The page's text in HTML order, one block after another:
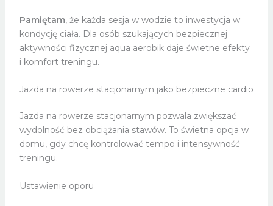
Pamiętam, że każda sesja w wodzie to inwestycja w
kondycję ciała. Dla osób szukających bezpiecznej
aktywności fizycznej aqua aerobik daje świetne efekty
i komfort treningu.
Jazda na rowerze stacjonarnym jako bezpieczne cardio
Jazda na rowerze stacjonarnym pozwala zwiększać
wydolność bez obciążania stawów. To świetna opcja w
domu, gdy chcę kontrolować tempo i intensywność
treningu.
Ustawienie oporu